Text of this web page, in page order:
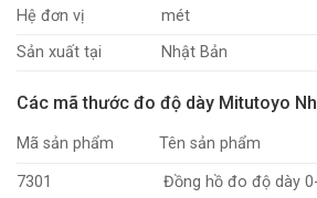
Hệ đơn vị
mét
Sản xuất tại
Nhật Bản
Các mã thước đo độ dày Mitutoyo
Mã sản phẩm Tên sản phẩm
7301 Đồng hồ đo độ dày